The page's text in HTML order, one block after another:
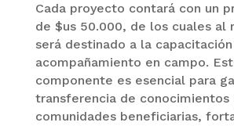
Cada proyecto contará con un
de $us 50.000, de los cuales al
será destinado a la
acompañamiento en campo.
componente es esencial para
transferencia de conocimientos
comunidades beneficiarias,